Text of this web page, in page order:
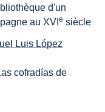
d'un
au XVIe siècle
Luis López
cofradías de